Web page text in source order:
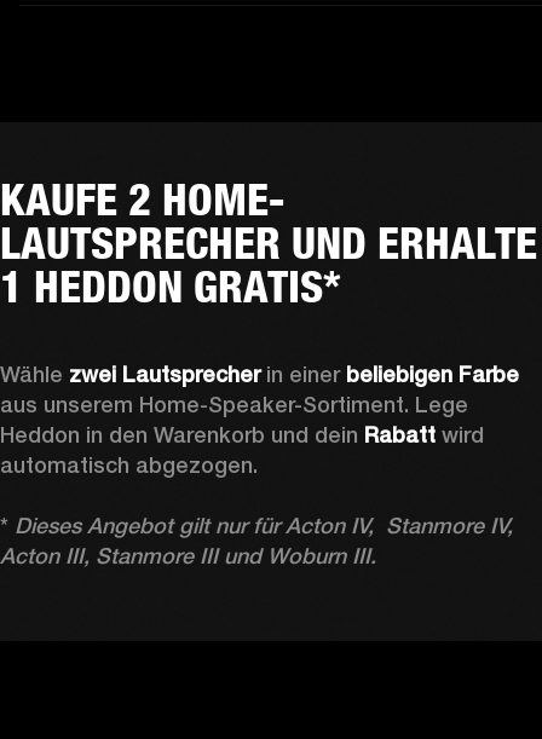
KAUFE 2 HOME-
LAUTSPRECHER UND ERHALTE
1 HEDDON GRATIS*
Wähle zwei Lautsprecher in einer beliebigen Farbe
aus unserem Home-Speaker-Sortiment. Lege
Heddon in den Warenkorb und dein Rabatt wird
automatisch abgezogen.
* Dieses Angebot gilt nur für Acton IV,  Stanmore IV,
Acton III, Stanmore III und Woburn III.